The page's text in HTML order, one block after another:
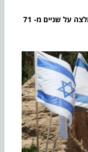
ביקרתי ברבים מאתרים אלה ולהלן המלצה על שניים מ- 71